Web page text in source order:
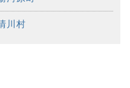
川村